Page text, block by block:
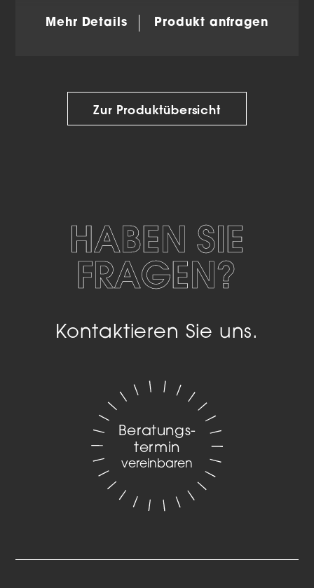
Mehr Details Produkt anfragen
Zur Produktübersicht
HABEN SIE
FRAGEN?
Kontaktieren Sie uns.
Beratungs­
termin
vereinbaren